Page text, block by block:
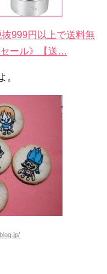
999円以上で送料無
ール》【送…
。